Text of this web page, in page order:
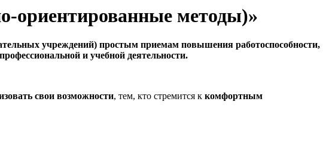
ориентированные методы)»
учреждений) простым приемам повышения работоспособности,
и учебной деятельности.
свои возможности, тем, кто стремится к комфортным